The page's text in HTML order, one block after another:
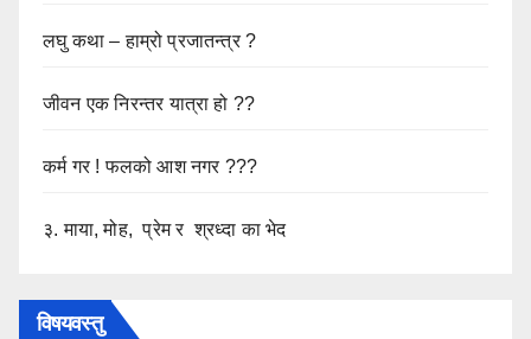
लघु कथा – हाम्रो प्रजातन्त्र ?
जीवन एक निरन्तर यात्रा हो ??
कर्म गर ! फलको आश नगर ???
३. माया, मोह, प्रेम र श्रध्दा का भेद
विषयवस्तु